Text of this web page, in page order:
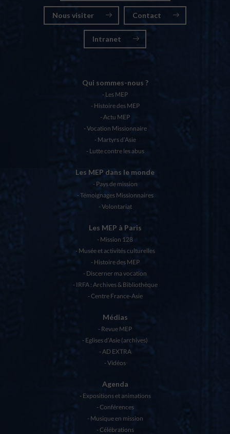
Nous visiter Contact
Intranet
Qui sommes-nous ?
Les MEP
Histoire des MEP
Actu MEP
Vocation Missionnaire
Martyrs d’Asie
Lutte contre les abus
Les MEP dans le monde
Pays de mission
Témoignages Missionnaires
Volontariat
Les MEP à Paris
Mission 128
Musée et activités culturelles
Histoire des MEP
Discerner ma vocation
IRFA : Archives & Bibliothèque
Centre France-Asie
Médias
Revue MEP
Eglises d’Asie (archives)
AD EXTRA
Vidéos
Agenda
Expositions et animations
Conférences
Musique en mission
Célébrations